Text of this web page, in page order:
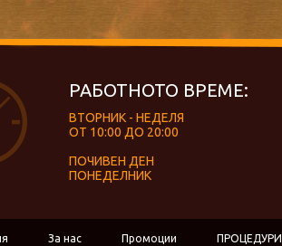
РАБОТНОТО ВРЕМЕ:
ВТОРНИК - НЕДЕЛЯ
ОТ 10:00 ДО 20:00
ПОЧИВЕН ДЕН
ПОНЕДЕЛНИК
За нас Промоции ПРОЦЕДУРИ